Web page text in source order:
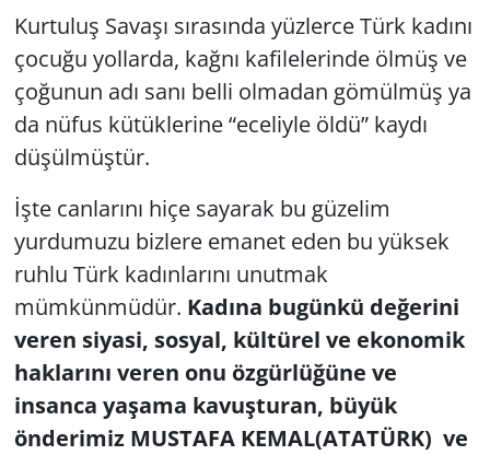
Kurtuluş Savaşı sırasında yüzlerce Türk kadını
çocuğu yollarda, kağnı kafilelerinde ölmüş ve
çoğunun adı sanı belli olmadan gömülmüş ya
da nüfus kütüklerine “eceliyle öldü” kaydı
düşülmüştür.
İşte canlarını hiçe sayarak bu güzelim
yurdumuzu bizlere emanet eden bu yüksek
ruhlu Türk kadınlarını unutmak
mümkünmüdür. Kadına bugünkü değerini
veren siyasi, sosyal, kültürel ve ekonomik
haklarını veren onu özgürlüğüne ve
insanca yaşama kavuşturan, büyük
önderimiz MUSTAFA KEMAL(ATATÜRK) ve